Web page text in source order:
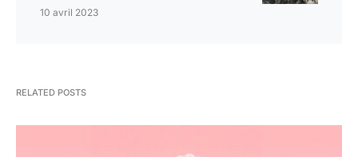
10 avril 2023
RELATED POSTS